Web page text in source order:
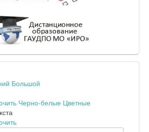
Большой
Черно-белые Цветные